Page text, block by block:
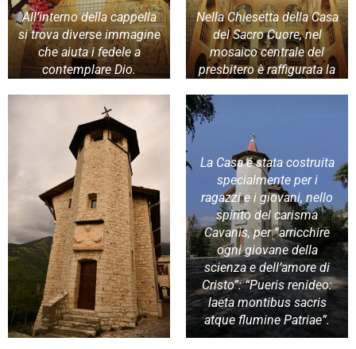
All’interno della cappella
si trova diverse immagine
che aiuta i fedele a
contemplare Dio.
Nella Chiesetta della Casa
del Sacro Cuore, nel
mosaico centrale del
presbitero è raffigurata la
al centro del suo petto.
La Casa é stata costruita
specialmente per i
ragazzi e i giovani, nello
spirito del carisma
Cavanis, per “arricchire
ogni giovane della
scienza e dell’amore di
Cristo”: “Pueris renideo:
laeta montibus sacris
atque flumine Patriae”.